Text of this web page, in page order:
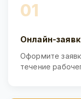
01
Онлайн-
Оформите
течение